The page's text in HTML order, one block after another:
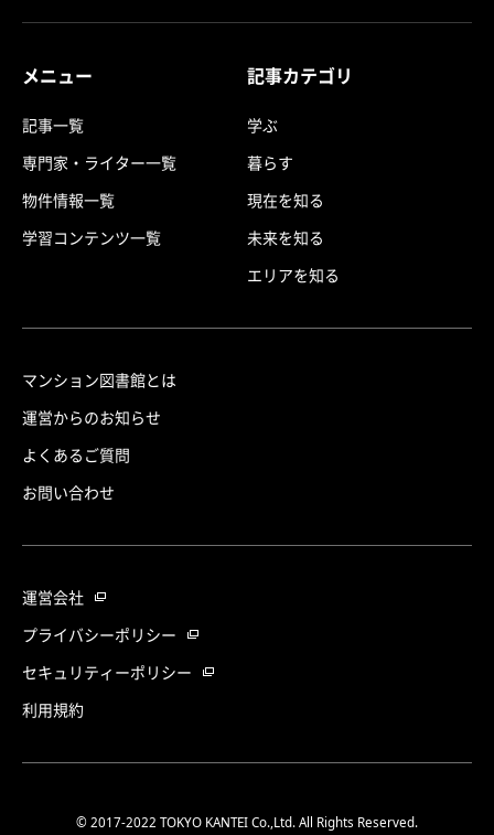
メニュー
記事一覧
専門家・ライター一覧
物件情報一覧
学習コンテンツ一覧
記事カテゴリ
学ぶ
暮らす
現在を知る
未来を知る
エリアを知る
マンション図書館とは
運営からのお知らせ
よくあるご質問
お問い合わせ
運営会社
プライバシーポリシー
セキュリティーポリシー
利用規約
© 2017-2022 TOKYO KANTEI Co.,Ltd. All Rights Reserved.